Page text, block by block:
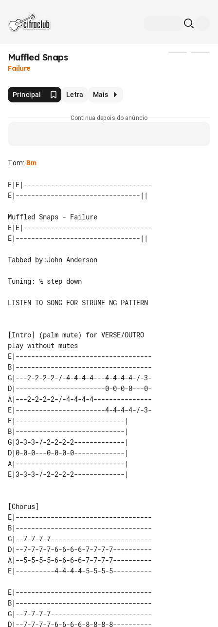
Muffled Snaps
Failure
Principal Letra Mais
Continua depois do anúncio
Tom: Bm
E|E|---------------------------------
Muffled Snaps - Failure
E|E|---------------------------------
Tabbed by:John Anderson
Tuning: ½ step down
LISTEN TO SONG FOR STRUME NG PATTERN
[Intro] (palm mute) for VERSE/OUTRO
E|-----------------------------------
B|-----------------------------------
G|---2-2-2-2-/-4-4-4-4---4-4-4-4-/-3-
D|-----------------------0-0-0-0---0-
A|---2-2-2-2-/-4-4-4-4---------------
E|-----------------------4-4-4-4-/-3-
E|----------------------------|
B|----------------------------|
G|3-3-3-/-2-2-2-2-------------|
D|0-0-0---0-0-0-0-------------|
A|----------------------------|
E|-----------------------------------
B|-----------------------------------
G|--7-7-7-7--------------------------
D|--7-7-7-7-6-6-6-6-7-7-7-7----------
A|--5-5-5-5-6-6-6-6-7-7-7-7----------
E|-----------------------------------
B|-----------------------------------
G|--7-7-7-7--------------------------
D|--7-7-7-7-6-6-6-6-8-8-8-8----------